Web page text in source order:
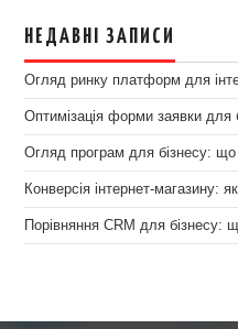
НЕДАВНІ ЗАПИСИ
Огляд ринку платформ для
Оптимізація форми заявки для
Огляд програм для бізнесу: що
Конверсія інтернет-магазину:
Порівняння CRM для бізнесу: